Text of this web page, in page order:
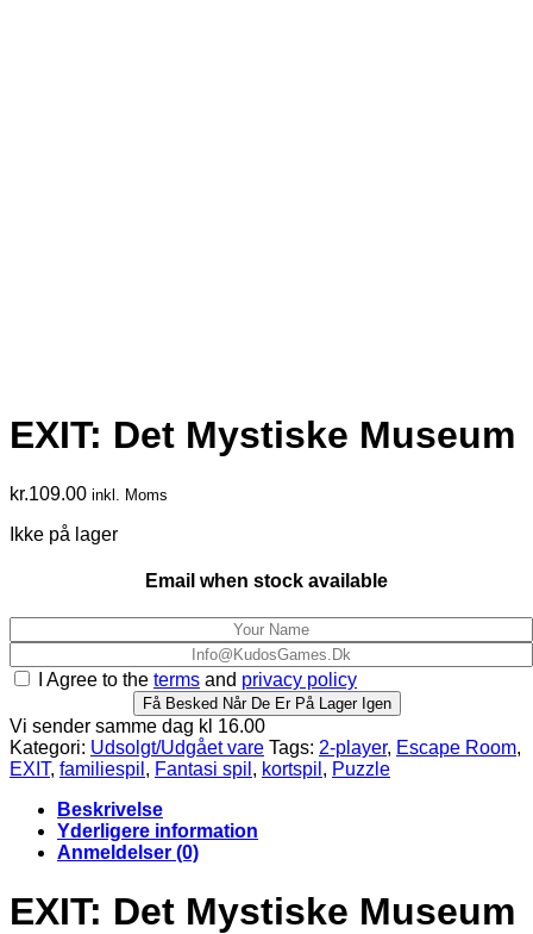
EXIT: Det Mystiske Museum
kr.109.00 inkl. Moms
Ikke på lager
Email when stock available
I Agree to the terms and privacy policy
Få Besked Når De Er På Lager Igen
Vi sender samme dag kl 16.00
Kategori: Udsolgt/Udgået vare Tags: 2-player, Escape Room,
EXIT, familiespil , Fantasi spil , kortspil , Puzzle
Beskrivelse
Yderligere information
Anmeldelser (0)
EXIT: Det Mystiske Museum